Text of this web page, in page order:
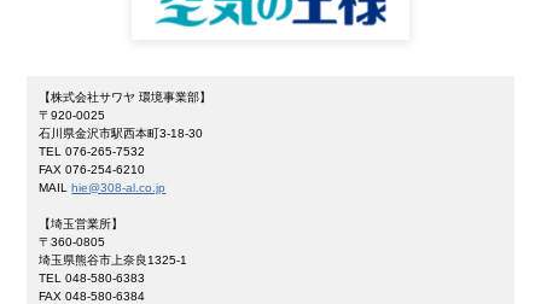
【株式会社サワヤ 環境事業部】
〒920-0025
石川県金沢市駅西本町3-18-30
TEL 076-265-7532
FAX 076-254-6210
MAILhie@308-al.co.jp
【埼玉営業所】
〒360-0805
埼玉県熊谷市上奈良1325-1
TEL 048-580-6383
FAX 048-580-6384